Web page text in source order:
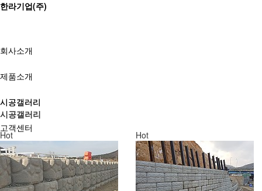
한라기업(주)
회사소개
제품소개
시공갤러리
고객센터
시공갤러리
시공갤러리
Hot
Hot